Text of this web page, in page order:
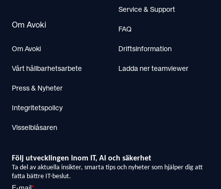
Om Avoki
Om Avoki
Vårt hållbarhetsarbete
Press & Nyheter
Integritetspolicy
Visselblåsaren
Service & Support
FAQ
Driftsinformation
Ladda ner teamviewer